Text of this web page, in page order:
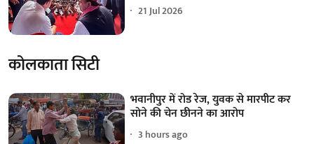
21 Jul 2026
कोलकाता सिटी
भवानीपुर में रोड रेज, युवक से मारपीट कर
सोने की चेन छीनने का आरोप
3 hours ago